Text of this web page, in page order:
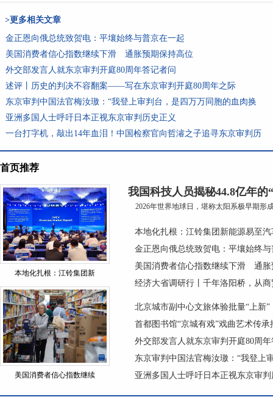
>更多相关文章
金正恩向俄总统致贺电：平壤始终与普京在一起
美国消费者信心指数继续下滑 通胀预期保持高位
外交部发言人就东京审判开庭80周年答记者问
述评丨历史的判决不容翻案——写在东京审判开庭80周年之际
东京审判中国法官梅汝璈：“我登上审判台，是四万万同胞的血肉换
亚洲多国人士呼吁日本正视东京审判历史正义
一台打字机，敲出14年血泪！中国检察官向哲濬之子追寻东京审判历
首页推荐
本地化扎根：江铃集团新
美国消费者信心指数继续
我国科技人员揭秘44.8亿年的
2026年世界地球日，堪称太阳系极早期形
本地化扎根：江铃集团新能源易至
金正恩向俄总统致贺电：平壤始终
美国消费者信心指数继续下滑 通胀
经济大省调研行丨千年洛阳桥，从
北京城市副中心文旅体验批量“上新”
首都图书馆“京城有戏”戏曲艺术传
外交部发言人就东京审判开庭80周
东京审判中国法官梅汝璈：“我登上
亚洲多国人士呼吁日本正视东京审